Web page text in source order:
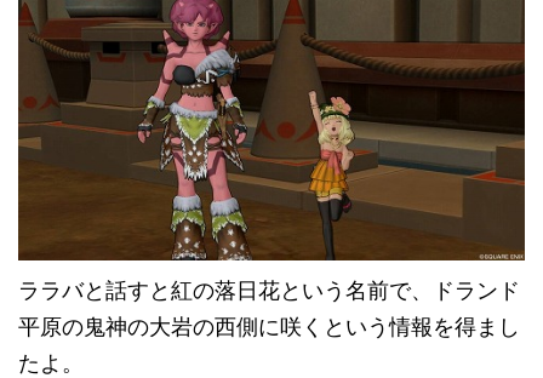
ララバと話すと紅の落日花という名前で、ドランド
平原の鬼神の大岩の西側に咲くという情報を得まし
たよ。